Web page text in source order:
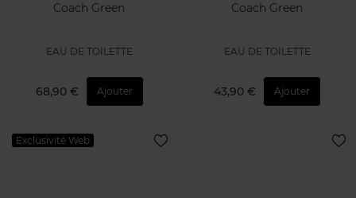
Coach Green
EAU DE TOILETTE
68,90 € Ajouter
Coach Green
EAU DE TOILETTE
43,90 € Ajouter
Exclusivité Web